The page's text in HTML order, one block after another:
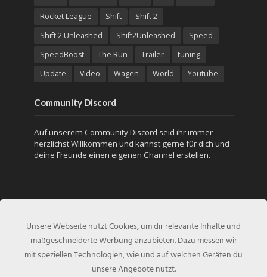
Rocket League
Shift
Shift 2
Shift 2 Unleashed
Shift2Unleashed
Speed
SpeedBoost
The Run Trailer
tuning
Update
Video Wagen World Youtube
Community Discord
Auf unserem Community Discord seid ihr immer
herzlichst Willkommen und kannst gerne für dich und
deine Freunde einen eigenen Channel erstellen.
Unsere Webseite nutzt Cookies, um dir relevante Inhalte und
maßgeschneiderte Werbung anzubieten. Dazu messen wir
mit speziellen Technologien, wie und auf welchen Geräten du
unsere Angebote nutzt.